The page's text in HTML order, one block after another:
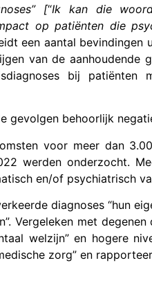
[“Ik kan die
op patiënten die
een aantal
van de aanhoudende
bij patiënten
gevolgen behoorlijk
voor meer dan
werden onderzocht.
en/of psychiatrisch
diagnoses “hun
Vergeleken met
welzijn” en hogere
zorg” en